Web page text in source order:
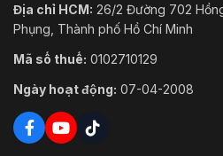
Địa chỉ HCM: 26/2 Đường 702
Phụng, Thành phố Hồ Chí Minh
Mã số thuế: 0102710129
Ngày hoạt động: 07-04-2008